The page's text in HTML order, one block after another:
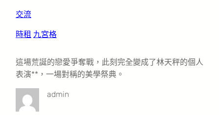
交流
時租 九宮格
這場荒誕的戀愛爭奪戰，此刻完全變成了林天秤的個人
表演**，一場對稱的美學祭典。
admin